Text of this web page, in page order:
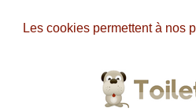
Les cookies permettent à nos